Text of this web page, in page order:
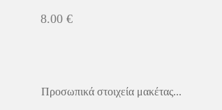
8.00 €
Προσωπικά στοιχεία μακέτας...